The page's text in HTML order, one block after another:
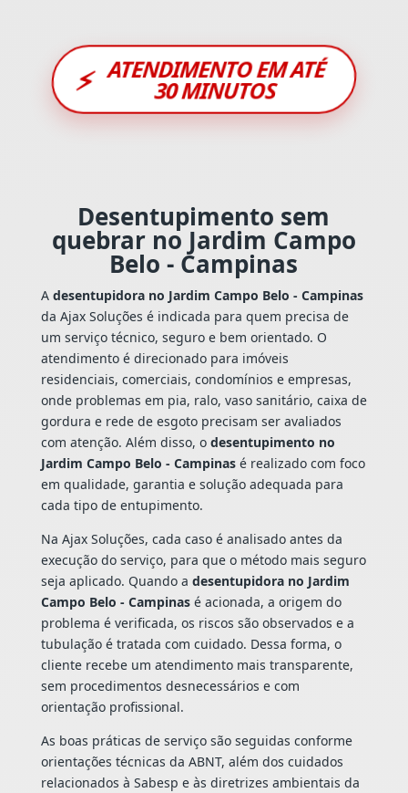
⚡ ATENDIMENTO EM ATÉ
30 MINUTOS
Desentupimento sem
quebrar no Jardim Campo
Belo - Campinas
A desentupidora no Jardim Campo Belo - Campinas
da Ajax Soluções é indicada para quem precisa de
um serviço técnico, seguro e bem orientado. O
atendimento é direcionado para imóveis
residenciais, comerciais, condomínios e empresas,
onde problemas em pia, ralo, vaso sanitário, caixa de
gordura e rede de esgoto precisam ser avaliados
com atenção. Além disso, o desentupimento no
Jardim Campo Belo - Campinasé realizado com foco
em qualidade, garantia e solução adequada para
cada tipo de entupimento.
Na Ajax Soluções, cada caso é analisado antes da
execução do serviço, para que o método mais seguro
seja aplicado. Quando a desentupidora no Jardim
Campo Belo - Campinasé acionada, a origem do
problema é verificada, os riscos são observados e a
tubulação é tratada com cuidado. Dessa forma, o
cliente recebe um atendimento mais transparente,
sem procedimentos desnecessários e com
orientação profissional.
As boas práticas de serviço são seguidas conforme
orientações técnicas da ABNT, além dos cuidados
relacionados à Sabesp e às diretrizes ambientais da